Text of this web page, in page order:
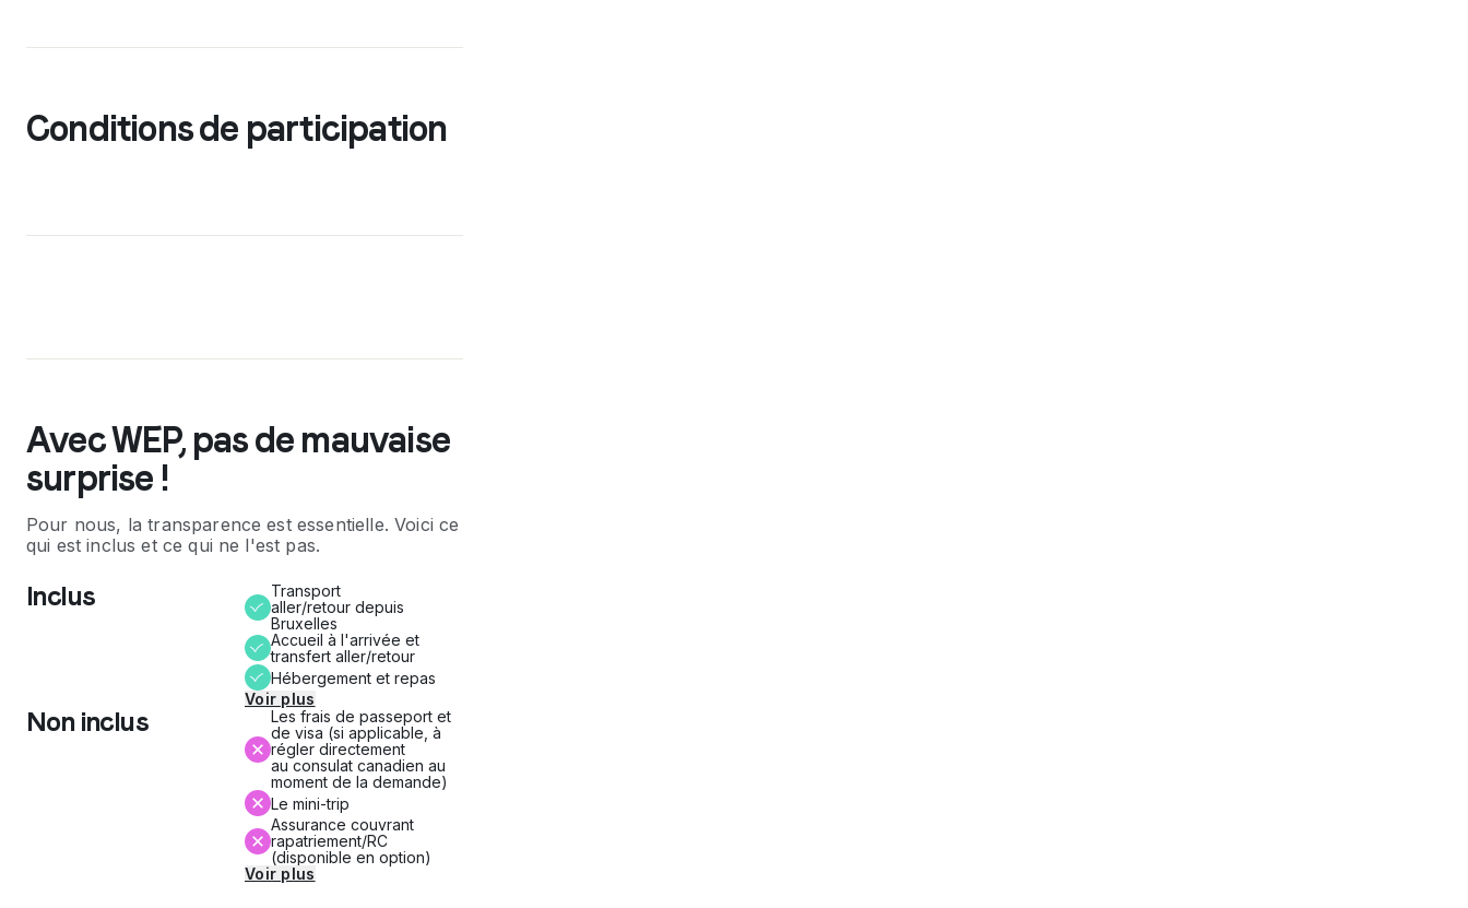
Conditions de participation
Avec WEP, pas de mauvaise
surprise !
Pour nous, la transparence est essentielle. Voici ce
qui est inclus et ce qui ne l'est pas.
Inclus
Transport
aller/retour depuis
Bruxelles
Accueil à l'arrivée et
transfert aller/retour
Hébergement et repas
Voir plus
Non inclus
Les frais de passeport et
de visa (si applicable, à
régler directement
au consulat canadien au
moment de la demande)
Le mini-trip
Assurance couvrant
rapatriement/RC
(disponible en option)
Voir plus